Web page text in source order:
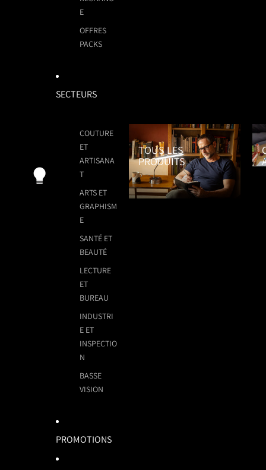
E
OFFRES
PACKS
SECTEURS
COUTURE
ET
ARTISANA
T
ARTS ET
GRAPHISM
E
SANTÉ ET
BEAUTÉ
LECTURE
ET
BUREAU
INDUSTRI
E ET
INSPECTIO
N
BASSE
VISION
Tous les Produits
TOUS LES
PRODUITS
PROMOTIONS